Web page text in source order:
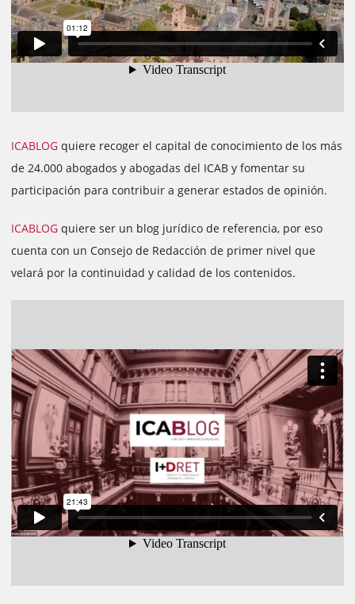
ICABLOG quiere recoger el capital de conocimiento de los más
de 24.000 abogados y abogadas del ICAB y fomentar su
participación para contribuir a generar estados de opinión.
ICABLOG quiere ser un blog jurídico de referencia, por eso
cuenta con un Consejo de Redacción de primer nivel que
velará por la continuidad y calidad de los contenidos.